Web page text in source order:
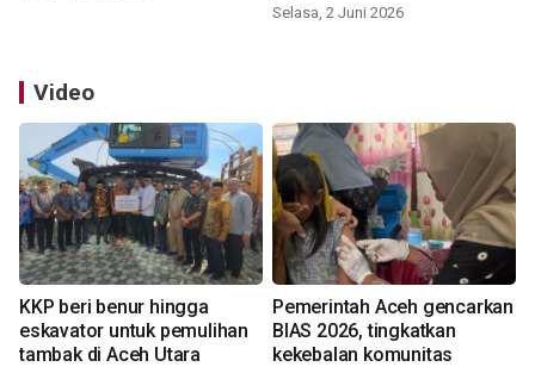
Selasa, 2 Juni 2026
Video
KKP beri benur hingga
eskavator untuk pemulihan
tambak di Aceh Utara
Pemerintah Aceh gencarkan
BIAS 2026, tingkatkan
kekebalan komunitas